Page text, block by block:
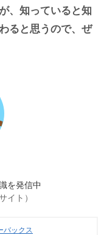
、知っていると知
ると思うので、ぜ
を発信中
イト）
バックス